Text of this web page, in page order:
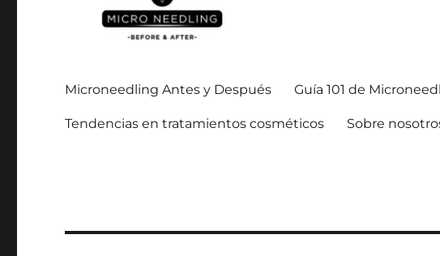
Microneedling Antes y Después Guía 101 de
Tendencias en tratamientos cosméticos Sobre